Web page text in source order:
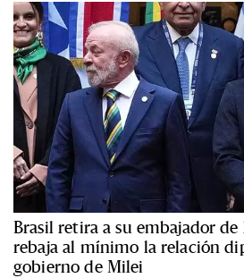
Brasil retira a su embajador
rebaja al mínimo la relación
gobierno de Milei